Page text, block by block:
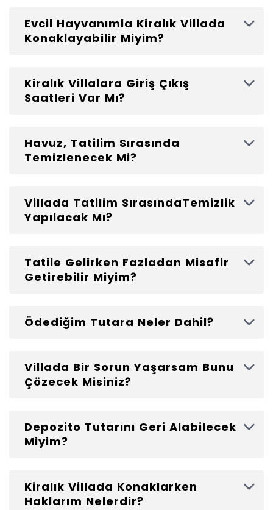
Evcil Hayvanımla Kiralık Villada
Konaklayabilir Miyim?
Kiralık Villalara Giriş Çıkış
Saatleri Var Mı?
Havuz, Tatilim Sırasında
Temizlenecek Mi?
Villada Tatilim SırasındaTemizlik
Yapılacak Mı?
Tatile Gelirken Fazladan Misafir
Getirebilir Miyim?
Ödediğim Tutara Neler Dahil?
Villada Bir Sorun Yaşarsam Bunu
Çözecek Misiniz?
Depozito Tutarını Geri Alabilecek
Miyim?
Kiralık Villada Konaklarken
Haklarım Nelerdir?